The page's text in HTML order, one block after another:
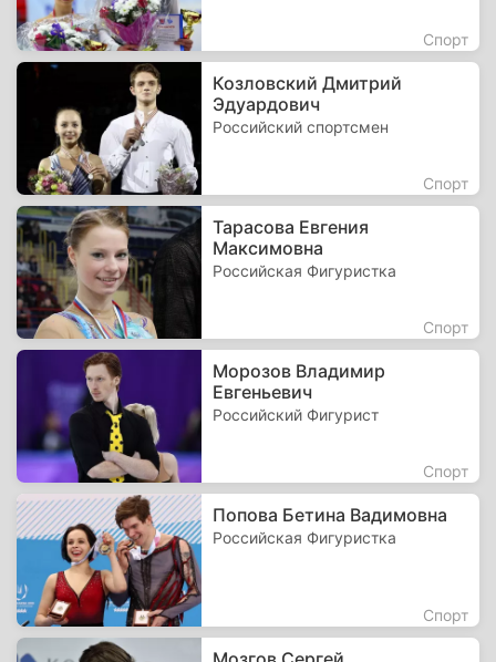
Спорт
Козловский Дмитрий
Эдуардович
Российский спортсмен
Спорт
Тарасова Евгения
Максимовна
Российская Фигуристка
Спорт
Морозов Владимир
Евгеньевич
Российский Фигурист
Спорт
Попова Бетина Вадимовна
Российская Фигуристка
Спорт